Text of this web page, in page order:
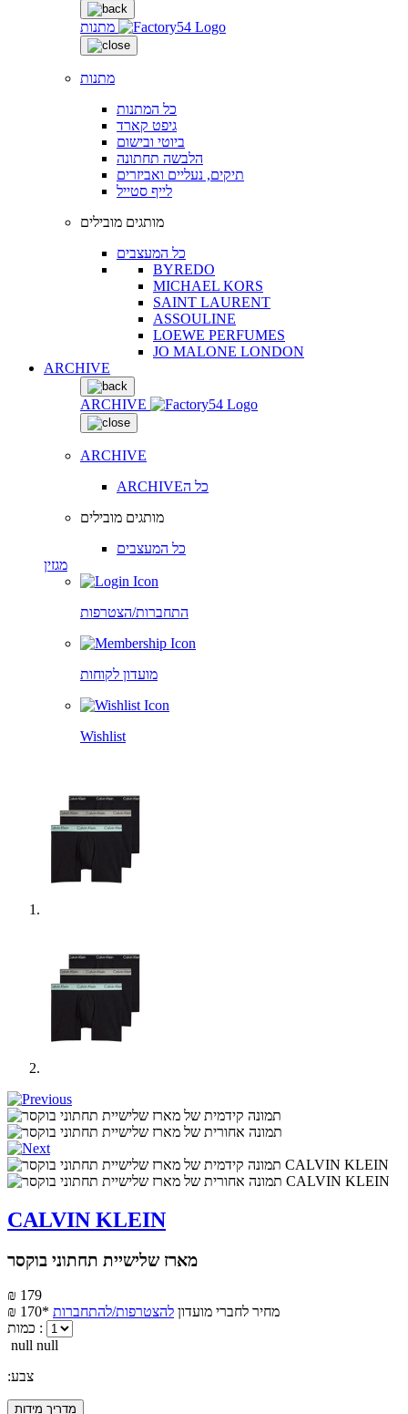
מתנות
מתנות
כל המתנות
גיפט קארד
ביוטי ובישום
הלבשה תחתונה
תיקים, נעליים ואביזרים
לייף סטייל
מותגים מובילים
כל המעצבים
BYREDO
MICHAEL KORS
SAINT LAURENT
ASSOULINE
LOEWE PERFUMES
JO MALONE LONDON
ARCHIVE
ARCHIVE
ARCHIVE
ARCHIVEכל ה
מותגים מובילים
כל המעצבים
מגזין
התחברות/הצטרפות
מועדון לקוחות
Wishlist
CALVIN KLEIN
מארז שלישיית תחתוני בוקסר
₪ 179
₪ 170*
מחיר לחברי מועדון להצטרפות/להתחברות
כמות :
null null
:צבע
מדריך מידות